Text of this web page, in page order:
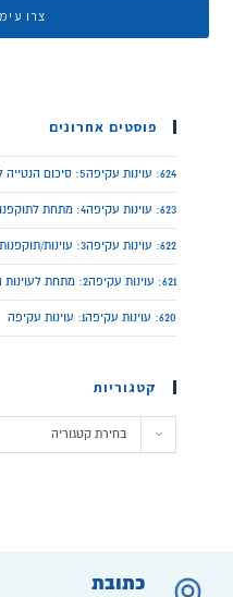
פוסטים אחרונים
624: עוינות עקיפה5: סיכום הנטייה לעוינות
623: עוינות עקיפה4: מתחת לתוקפנות מילולית
622: עוינות עקיפה3: עוינות/תוקפנות מילולית
621: עוינות עקיפה2: מתחת לעוינות העקיפה
620: עוינות עקיפה1: עוינות עקיפה
קטגוריות
בחירת קטגוריה
כתובת